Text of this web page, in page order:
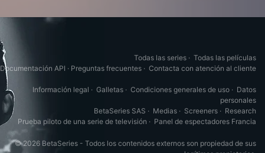
Todas las series · Todas las películas
Documentación API · Preguntas frecuentes · Contacta con atención al cliente
Información legal · Galletas · Condiciones generales de uso · Datos
personales
BetaSeries SAS · Medias · Screeners · Research
Prueba piloto de una serie de televisión · Panel de espectadores Francia
© 2026 BetaSeries - Todos los contenidos externos son propiedad de sus